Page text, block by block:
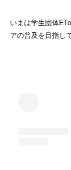
いまは学生団体
アの普及を目指し